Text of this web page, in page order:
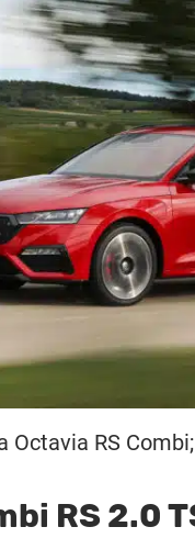
Octavia RS
RS 2.0